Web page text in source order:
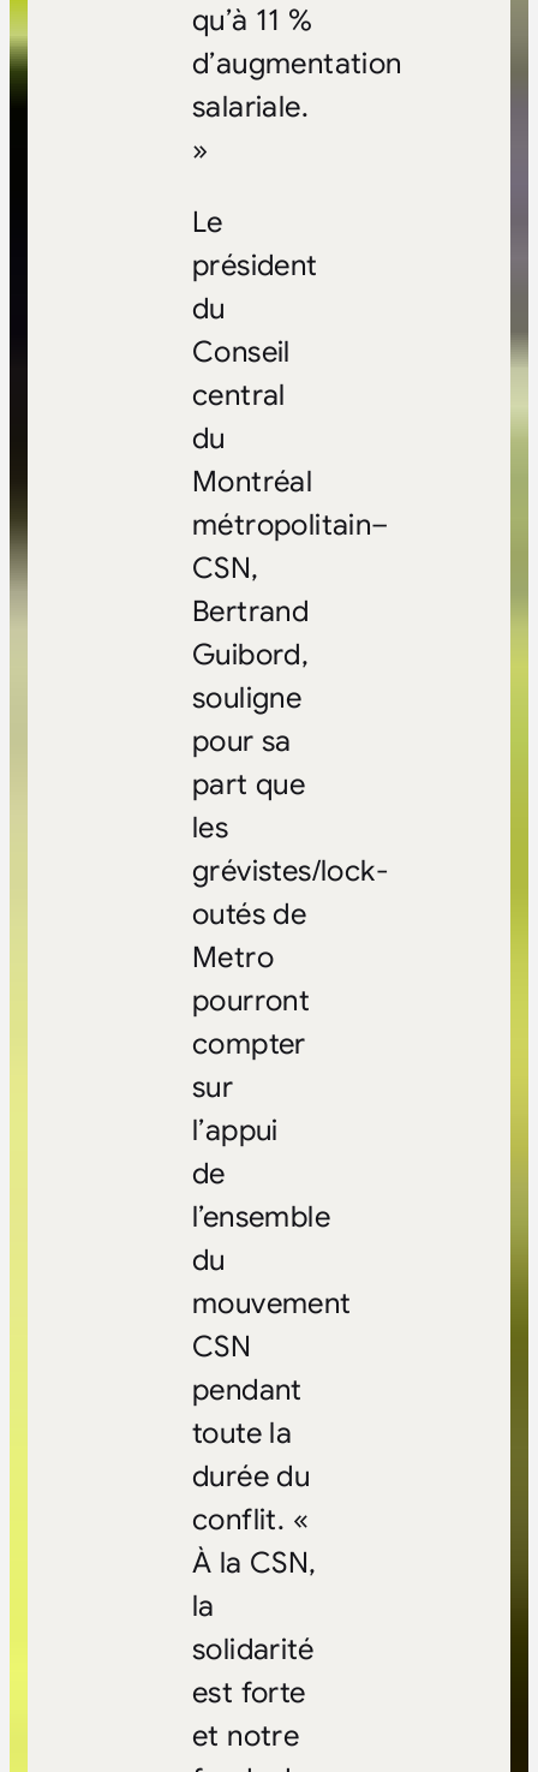
qu’à 11 %
d’augmentation
salariale.
»
Le
président
du
Conseil
central
du
Montréal
métropolitain–
CSN,
Bertrand
Guibord,
souligne
pour sa
part que
les
grévistes/lock-
outés de
Metro
pourront
compter
sur
l’appui
de
l’ensemble
du
mouvement
CSN
pendant
toute la
durée du
conflit. «
À la CSN,
la
solidarité
est forte
et notre